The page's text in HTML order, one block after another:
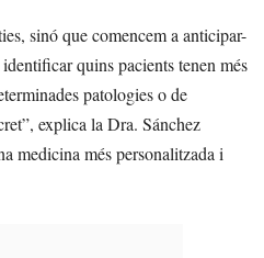
sinó que comencem a anticipar-
quins pacients tenen més
patologies o de
explica la Dra. Sánchez
medicina més personalitzada i